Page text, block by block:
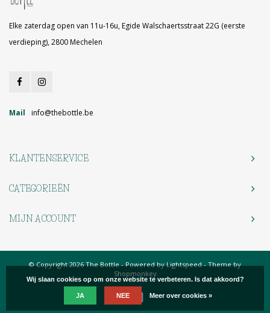
Elke zaterdag open van 11u-16u, Egide Walschaertsstraat 22G (eerste
verdieping), 2800 Mechelen
Mail info@thebottle.be
KLANTENSERVICE
CATEGORIEËN
MIJN ACCOUNT
© Copyright 2026 The Bottle - Powered byLightspeed- Theme by
Shopmonkey
Wij slaan cookies op om onze website te verbeteren. Is dat akkoord?
JA NEE Meer over cookies »